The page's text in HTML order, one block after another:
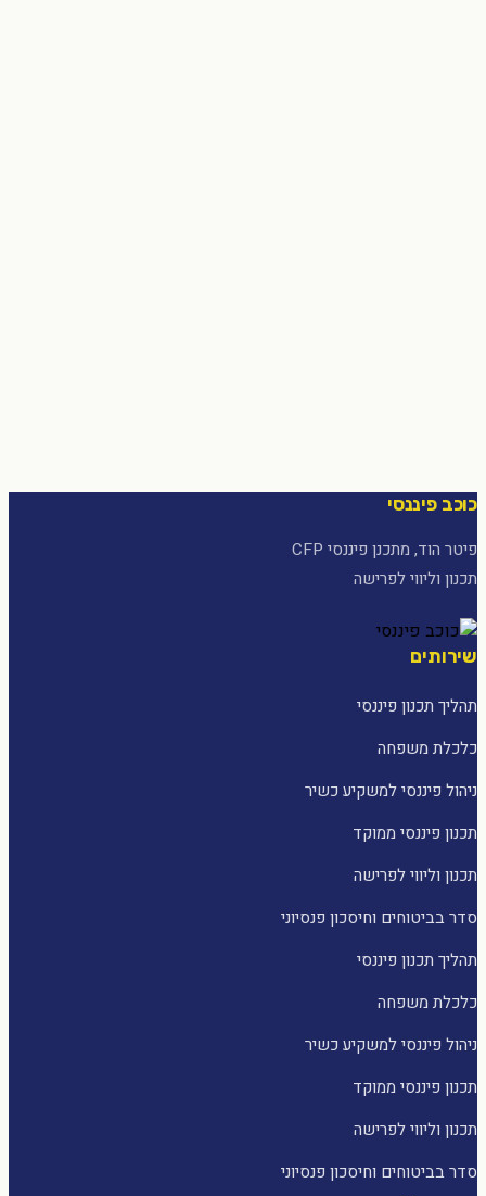
כוכב פיננסי
פיטר הוד, מתכנן פיננסי CFP
תכנון וליווי לפרישה
שירותים
תהליך תכנון פיננסי
כלכלת משפחה
ניהול פיננסי למשקיע כשיר
תכנון פיננסי ממוקד
תכנון וליווי לפרישה
סדר בביטוחים וחיסכון פנסיוני
תהליך תכנון פיננסי
כלכלת משפחה
ניהול פיננסי למשקיע כשיר
תכנון פיננסי ממוקד
תכנון וליווי לפרישה
סדר בביטוחים וחיסכון פנסיוני